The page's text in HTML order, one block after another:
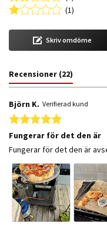
(1)
Skriv omdöme
Recensioner (22)
Björn K. Verifierad kund
5.0 star rating
Fungerar för det den är
Review by Björn K. on 26
review stating Fungerar för
Fungerar för det den är